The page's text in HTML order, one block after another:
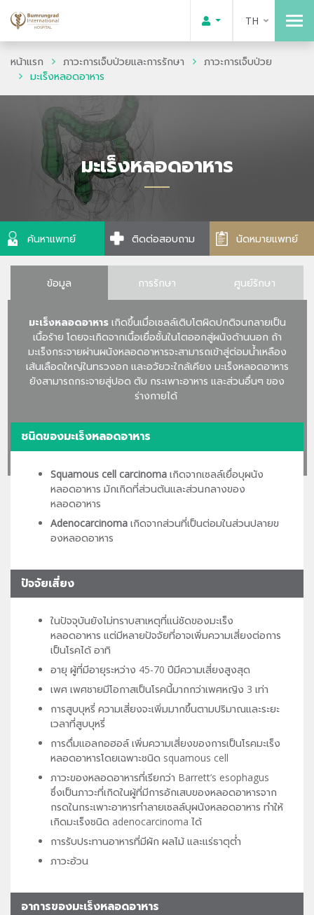
TH
หน้าแรก ภาวะการเจ็บป่วยและการรักษา
ภาวะการเจ็บป่วย
มะเร็งหลอดอาหาร
มะเร็งหลอดอาหาร
ค้นหาแพทย์ ติดต่อสอบถาม นัดหมายแพทย์
ข้อมูล การรักษา ศูนย์รักษา
มะเร็งหลอดอาหาร เกิดขึ้นเมื่อเซลล์เติบโตผิดปกติจนกลายเป็น
เนื้อร้าย โดยจะเกิดจากเนื้อเยื่อชั้นในโตออกสู่ผนังด้านนอก ถ้า
มะเร็งกระจายผ่านผนังหลอดอาหารจะสามารถเข้าสู่ต่อมน้ำเหลือง
เส้นเลือดใหญ่ในทรวงอก และอวัยวะใกล้เคียง มะเร็งหลอดอาหาร
ยังสามารถกระจายสู่ปอด ตับ กระเพาะอาหาร และส่วนอื่นๆ ของ
ร่างกายได้
ชนิดของมะเร็งหลอดอาหาร
Squamous cell carcinoma เกิดจากเซลล์เยื่อบุผนัง
หลอดอาหาร มักเกิดที่ส่วนต้นและส่วนกลางของ
หลอดอาหาร
Adenocarcinoma เกิดจากส่วนที่เป็นต่อมในส่วนปลายข
องหลอดอาหาร
ปัจจัยเสี่ยง
ในปัจจุบันยังไม่ทราบสาเหตุที่แน่ชัดของมะเร็ง
หลอดอาหาร แต่มีหลายปัจจัยที่อาจเพิ่มความเสี่ยงต่อการ
เป็นโรคได้ อาทิ
อายุ ผู้ที่มีอายุระหว่าง 45-70 ปีมีความเสี่ยงสูงสุด
เพศ เพศชายมีโอกาสเป็นโรคนี้มากกว่าเพศหญิง 3 เท่า
การสูบบุหรี่ ความเสี่ยงจะเพิ่มมากขึ้นตามปริมาณและระยะ
เวลาที่สูบบุหรี่
การดื่มแอลกอฮอล์ เพิ่มความเสี่ยงของการเป็นโรคมะเร็ง
หลอดอาหารโดยเฉพาะชนิด squamous cell
ภาวะของหลอดอาหารที่เรียกว่า Barrett’s esophagus
ซึ่งเป็นภาวะที่เกิดในผู้ที่มีการอักเสบของหลอดอาหารจาก
กรดในกระเพาะอาหารทำลายเซลล์บุผนังหลอดอาหาร ทำให้
เกิดมะเร็งชนิด adenocarcinoma ได้
การรับประทานอาหารที่มีผัก ผลไม้ และแร่ธาตุต่ำ
ภาวะอ้วน
อาการของมะเร็งหลอดอาหาร